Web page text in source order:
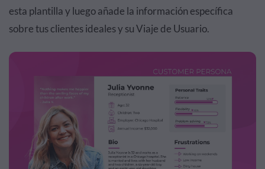
esta plantilla y luego añade la información específica
sobre tus clientes ideales y su Viaje de Usuario.